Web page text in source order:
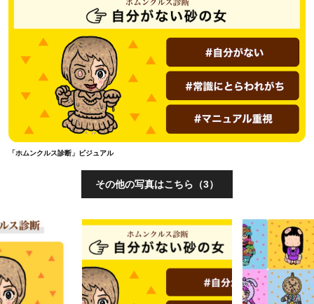
「ホムンクルス診断」ビジュアル
その他の写真はこちら（3）